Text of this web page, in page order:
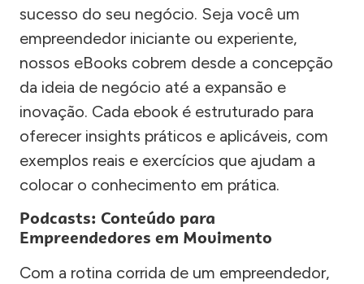
sucesso do seu negócio. Seja você um
empreendedor iniciante ou experiente,
nossos eBooks cobrem desde a concepção
da ideia de negócio até a expansão e
inovação. Cada ebook é estruturado para
oferecer insights práticos e aplicáveis, com
exemplos reais e exercícios que ajudam a
colocar o conhecimento em prática.
Podcasts: Conteúdo para
Empreendedores em Movimento
Com a rotina corrida de um empreendedor,